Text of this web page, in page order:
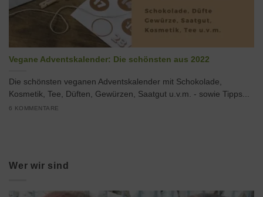
Vegane Adventskalender: Die schönsten aus 2022
Die schönsten veganen Adventskalender mit Schokolade,
Kosmetik, Tee, Düften, Gewürzen, Saatgut u.v.m. - sowie Tipps...
6 KOMMENTARE
Wer wir sind